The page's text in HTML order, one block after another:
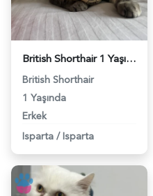
British Shorthair 1 Yaşında Eş Arıyor - 118984172
British Shorthair
1 Yaşında
Erkek
Isparta / Isparta